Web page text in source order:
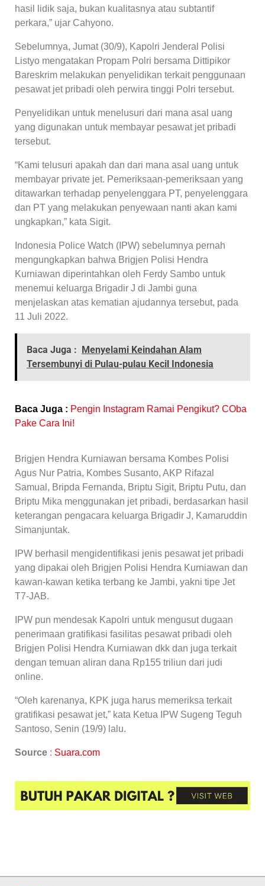
hasil lidik saja, bukan kualitasnya atau subtantif
perkara,” ujar Cahyono.
Sebelumnya, Jumat (30/9), Kapolri Jenderal Polisi
Listyo mengatakan Propam Polri bersama Dittipikor
Bareskrim melakukan penyelidikan terkait penggunaan
pesawat jet pribadi oleh perwira tinggi Polri tersebut.
Penyelidikan untuk menelusuri dari mana asal uang
yang digunakan untuk membayar pesawat jet pribadi
tersebut.
“Kami telusuri apakah dan dari mana asal uang untuk
membayar private jet. Pemeriksaan-pemeriksaan yang
ditawarkan terhadap penyelenggara PT, penyelenggara
dan PT yang melakukan penyewaan nanti akan kami
ungkapkan,” kata Sigit.
Indonesia Police Watch (IPW) sebelumnya pernah
mengungkapkan bahwa Brigjen Polisi Hendra
Kurniawan diperintahkan oleh Ferdy Sambo untuk
menemui keluarga Brigadir J di Jambi guna
menjelaskan atas kematian ajudannya tersebut, pada
11 Juli 2022.
Baca Juga : Menyelami Keindahan Alam
Tersembunyi di Pulau-pulau Kecil Indonesia
Baca Juga : Pengin Instagram Ramai Pengikut? COba
Pake Cara Ini!
Brigjen Hendra Kurniawan bersama Kombes Polisi
Agus Nur Patria, Kombes Susanto, AKP Rifazal
Samual, Bripda Fernanda, Briptu Sigit, Briptu Putu, dan
Briptu Mika menggunakan jet pribadi, berdasarkan hasil
keterangan pengacara keluarga Brigadir J, Kamaruddin
Simanjuntak.
IPW berhasil mengidentifikasi jenis pesawat jet pribadi
yang dipakai oleh Brigjen Polisi Hendra Kurniawan dan
kawan-kawan ketika terbang ke Jambi, yakni tipe Jet
T7-JAB.
IPW pun mendesak Kapolri untuk mengusut dugaan
penerimaan gratifikasi fasilitas pesawat pribadi oleh
Brigjen Polisi Hendra Kurniawan dkk dan juga terkait
dengan temuan aliran dana Rp155 triliun dari judi
online.
“Oleh karenanya, KPK juga harus memeriksa terkait
gratifikasi pesawat jet,” kata Ketua IPW Sugeng Teguh
Santoso, Senin (19/9) lalu.
Source : Suara.com